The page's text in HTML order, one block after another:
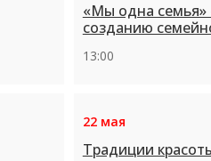
«Мы одна семья»
созданию
13:00
22 мая
Традиции